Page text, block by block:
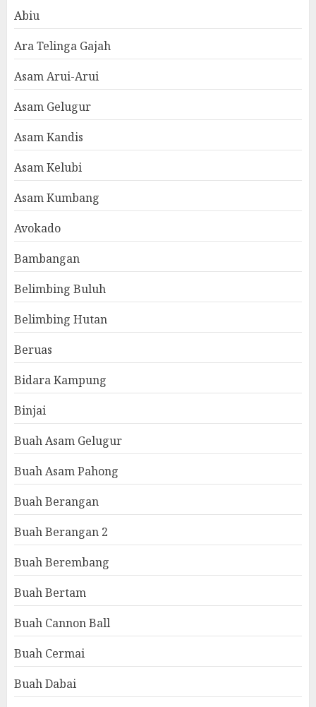
Abiu
Ara Telinga Gajah
Asam Arui-Arui
Asam Gelugur
Asam Kandis
Asam Kelubi
Asam Kumbang
Avokado
Bambangan
Belimbing Buluh
Belimbing Hutan
Beruas
Bidara Kampung
Binjai
Buah Asam Gelugur
Buah Asam Pahong
Buah Berangan
Buah Berangan 2
Buah Berembang
Buah Bertam
Buah Cannon Ball
Buah Cermai
Buah Dabai